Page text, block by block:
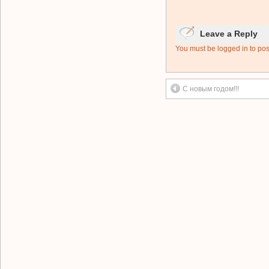
Leave a Reply
You must be logged in to
С новым годом!!!